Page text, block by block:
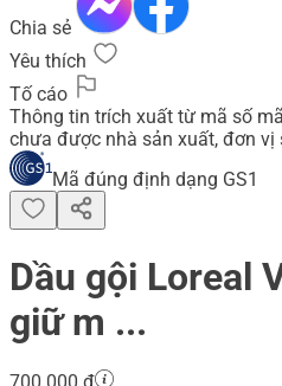
Chia sẻ
Yêu thích
Tố cáo
Thông tin trích xuất từ mã số
chưa được nhà sản xuất, đơn vị
Mã đúng định dạng GS1
Dầu gội Loreal
giữ m ...